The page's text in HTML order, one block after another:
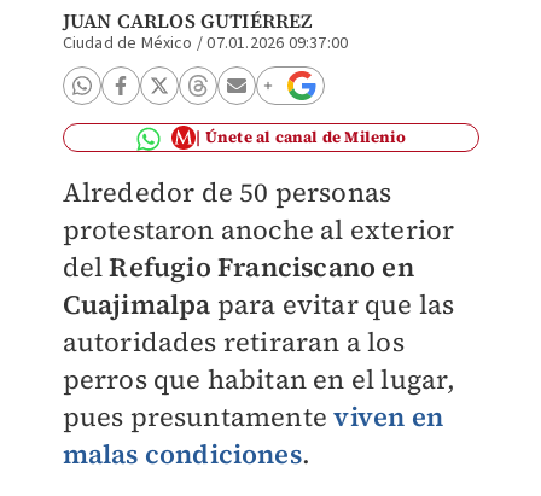
JUAN CARLOS GUTIÉRREZ
Ciudad de México /07.01.2026 09:37:00
Únete al canal de Milenio
Alrededor de 50 personas
protestaron anoche al exterior
delRefugio Franciscano en
Cuajimalpa para evitar que las
autoridades retiraran a los
perros que habitan en el lugar,
pues presuntamenteviven en
malas condiciones.